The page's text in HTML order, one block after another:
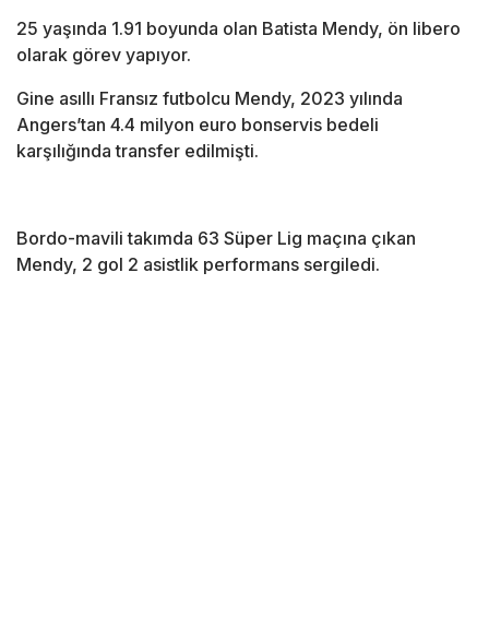
25 yaşında 1.91 boyunda olan Batista Mendy, ön libero
olarak görev yapıyor.
Gine asıllı Fransız futbolcu Mendy, 2023 yılında
Angers’tan 4.4 milyon euro bonservis bedeli
karşılığında transfer edilmişti.
Bordo-mavili takımda 63 Süper Lig maçına çıkan
Mendy, 2 gol 2 asistlik performans sergiledi.